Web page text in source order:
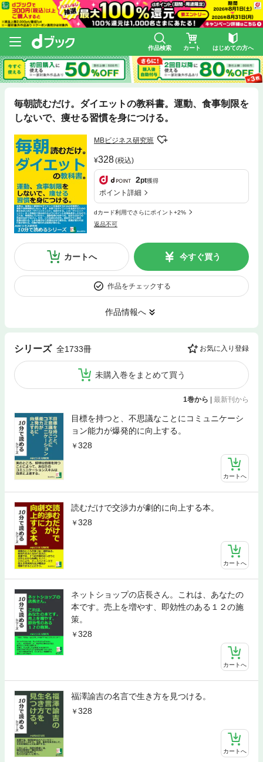
作品検索 カート はじめての方へ
毎朝読むだけ。ダイエットの教科書。運動、食事制限を
しないで、痩せる習慣を身につける。
MBビジネス研究班
328(税込)
2pt獲得
ポイント詳細
dカード利用でさらにポイント+2%
返品不可
カートへ 今すぐ買う
作品をチェックする
作品情報へ
シリーズ 全1733冊 お気に入り登録
未購入巻をまとめて買う
1巻から 最新刊から
目標を持つと、不思議なことにコミュニケーシ
ョン能力が爆発的に向上する。
328
カートへ
読むだけで交渉力が劇的に向上する本。
328
カートへ
ネットショップの店長さん。これは、あなたの
本です。売上を増やす、即効性のある１２の施
策。
328
カートへ
福澤諭吉の名言で生き方を見つける。
328
カートへ